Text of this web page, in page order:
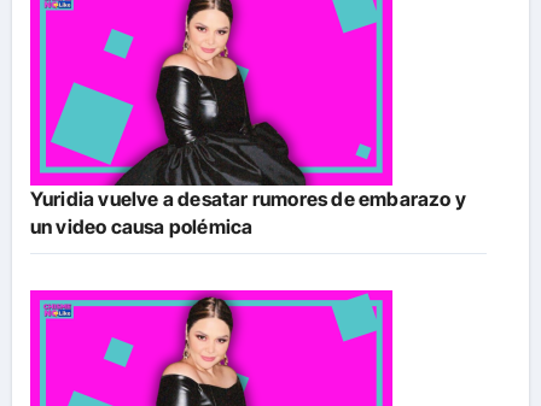
Yuridia vuelve a desatar rumores de embarazo y
un video causa polémica